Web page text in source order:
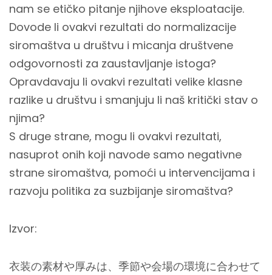
nam se etičko pitanje njihove eksploatacije.
Dovode li ovakvi rezultati do normalizacije
siromaštva u društvu i micanja društvene
odgovornosti za zaustavljanje istoga?
Opravdavaju li ovakvi rezultati velike klasne
razlike u društvu i smanjuju li naš kritički stav o
njima?
S druge strane, mogu li ovakvi rezultati,
nasuprot onih koji navode samo negativne
strane siromaštva, pomoći u intervencijama i
razvoju politika za suzbijanje siromaštva?
Izvor:
衣装の素材や厚みは、季節や会場の環境に合わせて